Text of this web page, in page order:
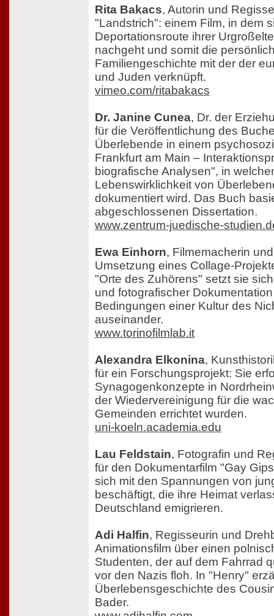
Rita Bakacs, Autorin und
"Landstrich": einem Film, in dem
Deportationsroute ihrer
nachgeht und somit die
Familiengeschichte mit der der
und Juden verknüpft.
vimeo.com/ritabakacs
Dr. Janine Cunea, Dr. der
für die Veröffentlichung des
Überlebende in einem
Frankfurt am Main –
biografische Analysen", in
Lebenswirklichkeit von
dokumentiert wird. Das Buch
abgeschlossenen Dissertation.
www.zentrum-juedische-
Ewa Einhorn, Filmemacherin
Umsetzung eines Collage-
"Orte des Zuhörens" setzt sie
und fotografischer
Bedingungen einer Kultur des
auseinander.
www.torinofilmlab.it
Alexandra Elkonina,
für ein Forschungsprojekt: Sie
Synagogenkonzepte in
der Wiedervereinigung für die
Gemeinden errichtet wurden.
uni-koeln.academia.edu
Lau Feldstain, Fotografin und
für den Dokumentarfilm "Gay
sich mit den Spannungen von
beschäftigt, die ihre Heimat
Deutschland emigrieren.
Adi Halfin, Regisseurin und
Animationsfilm über einen
Studenten, der auf dem Fahrrad
vor den Nazis floh. In "Henry"
Überlebensgeschichte des
Bader.